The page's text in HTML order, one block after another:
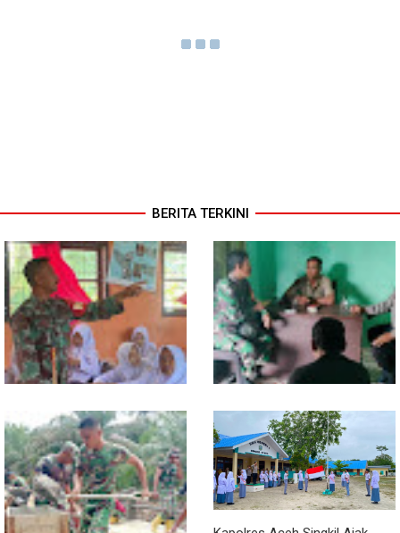
BERITA TERKINI
Melalui Wasbang, Babinsa
Bentuk Karakter dan Jiwa
Patriotisme Pelajar
Babinsa dan Bhabinkamtibmas
Ajak Warga Semarakkan HUT
RI ke-81 dengan Kibarkan
Merah Putih